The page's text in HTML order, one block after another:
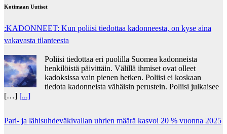
Kotimaan Uutiset
:KADONNEET: Kun poliisi tiedottaa kadonneesta, on kyse aina
vakavasta tilanteesta
Poliisi tiedottaa eri puolilla Suomea kadonneista
henkilöistä päivittäin. Välillä ihmiset ovat olleet
kadoksissa vain pienen hetken. Poliisi ei koskaan
tiedota kadonneista vähäisin perustein. Poliisi julkaisee
[…] [...]
Pari- ja lähisuhdeväkivallan uhrien määrä kasvoi 20 % vuonna 2025